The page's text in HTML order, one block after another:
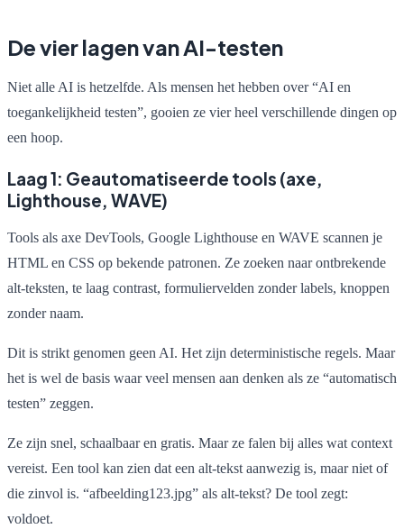
De vier lagen van AI-testen
Niet alle AI is hetzelfde. Als mensen het hebben over “AI en
toegankelijkheid testen”, gooien ze vier heel verschillende dingen op
een hoop.
Laag 1: Geautomatiseerde tools (axe,
Lighthouse, WAVE)
Tools als axe DevTools, Google Lighthouse en WAVE scannen je
HTML en CSS op bekende patronen. Ze zoeken naar ontbrekende
alt-teksten, te laag contrast, formuliervelden zonder labels, knoppen
zonder naam.
Dit is strikt genomen geen AI. Het zijn deterministische regels. Maar
het is wel de basis waar veel mensen aan denken als ze “automatisch
testen” zeggen.
Ze zijn snel, schaalbaar en gratis. Maar ze falen bij alles wat context
vereist. Een tool kan zien dat een alt-tekst aanwezig is, maar niet of
die zinvol is. “afbeelding123.jpg” als alt-tekst? De tool zegt:
voldoet.